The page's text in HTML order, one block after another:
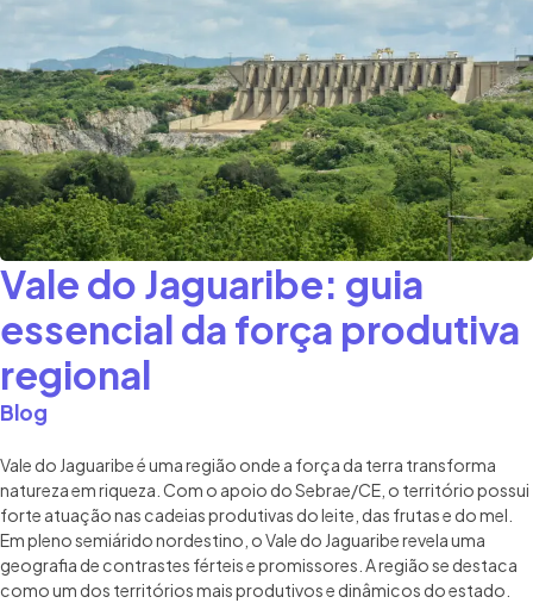
Vale do Jaguaribe: guia
essencial da força produtiva
regional
Blog
Vale do Jaguaribe é uma região onde a força da terra transforma
natureza em riqueza. Com o apoio do Sebrae/CE, o território possui
forte atuação nas cadeias produtivas do leite, das frutas e do mel.
Em pleno semiárido nordestino, o Vale do Jaguaribe revela uma
geografia de contrastes férteis e promissores. A região se destaca
como um dos territórios mais produtivos e dinâmicos do estado.